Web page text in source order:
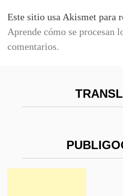
Este sitio usa Akismet para
Aprende cómo se procesan
comentarios.